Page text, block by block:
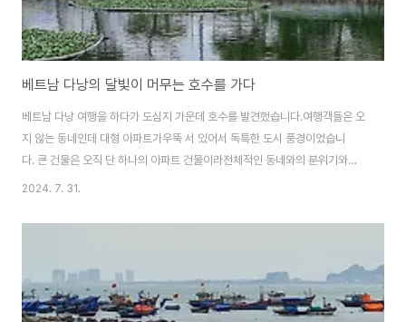
베트남 다낭의 달빛이 머무는 호수를 가다
베트남 다낭 여행을 하다가 도심지 가운데 호수를 발견했습니다.여행객들은 오
지 않는 동네인데 대형 아파트가우뚝 서 있어서 독특한 도시 풍경이었습니
다. 큰 건물은 오직 단 하나의 아파트 건물이라전체적인 동네와의 분위기와는
다소 언밸런스해보였습니다.호수 주위는 모두 카페로 자리하고 있어 호수 카페
달 호수 카페촌으로 시작합니다. 아파트가 도대체 몇 층인가요?엄청나게 높은
시는 분이 남자분이고보조도 남자분이네요.여성분이 좀 뻘쭘하지는 않을는
지..마스크를 써서 좋네요. 베트남 호수들 특징이 어디서 물이 흘러들어 올 수가
없는 지형으로 인해 늘 고인 물이 되어썩는 게..
2024. 7. 31.